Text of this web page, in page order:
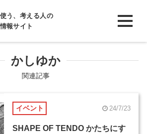
う、考える人の
報サイト
かしゆか
関連記事
イベント 24/7/23
SHAPE OF TENDO かたちにす